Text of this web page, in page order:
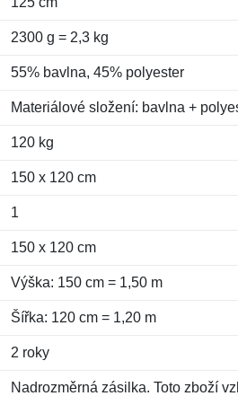
2300 g = 2,3 kg
55% bavlna, 45% polyester
Materiálové složení: bavlna +
120 kg
150 x 120 cm
1
150 x 120 cm
Výška: 150 cm = 1,50 m
Šířka: 120 cm = 1,20 m
2 roky
Nadrozměrná zásilka. Toto zboží